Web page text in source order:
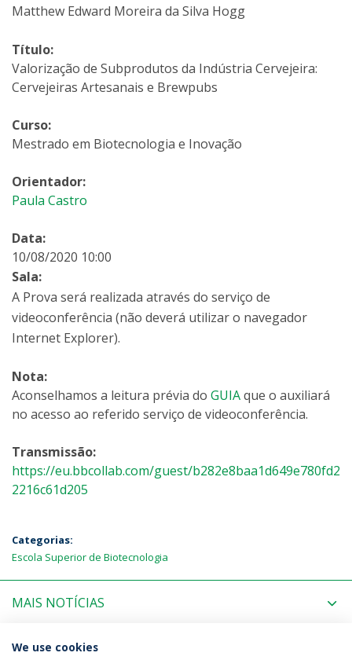
Matthew Edward Moreira da Silva Hogg
Título:
Valorização de Subprodutos da Indústria Cervejeira:
Cervejeiras Artesanais e Brewpubs
Curso:
Mestrado em Biotecnologia e Inovação
Orientador:
Paula Castro
Data:
10/08/2020 10:00
Sala:
A Prova será realizada através do serviço de
videoconferência (não deverá utilizar o navegador
Internet Explorer).
Nota:
Aconselhamos a leitura prévia do GUIAque o auxiliará
no acesso ao referido serviço de videoconferência.
Transmissão:
https://eu.bbcollab.com/guest/b282e8baa1d649e780fd2
2216c61d205
Categorias:
Escola Superior de Biotecnologia
MAIS NOTÍCIAS
PRÓXIMOS EVENTOS
We use cookies